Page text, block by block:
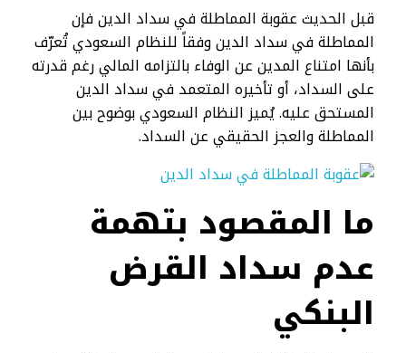
قبل الحديث عقوبة المماطلة في سداد الدين فإن
المماطلة في سداد الدين وفقاً للنظام السعودي تُعرّف
بأنها امتناع المدين عن الوفاء بالتزامه المالي رغم قدرته
على السداد، أو تأخيره المتعمد في سداد الدين
المستحق عليه. يُميز النظام السعودي بوضوح بين
المماطلة والعجز الحقيقي عن السداد.
ما المقصود بتهمة
عدم سداد القرض
البنكي